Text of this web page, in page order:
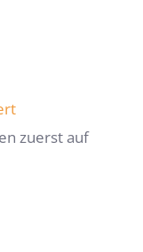
zuerst auf